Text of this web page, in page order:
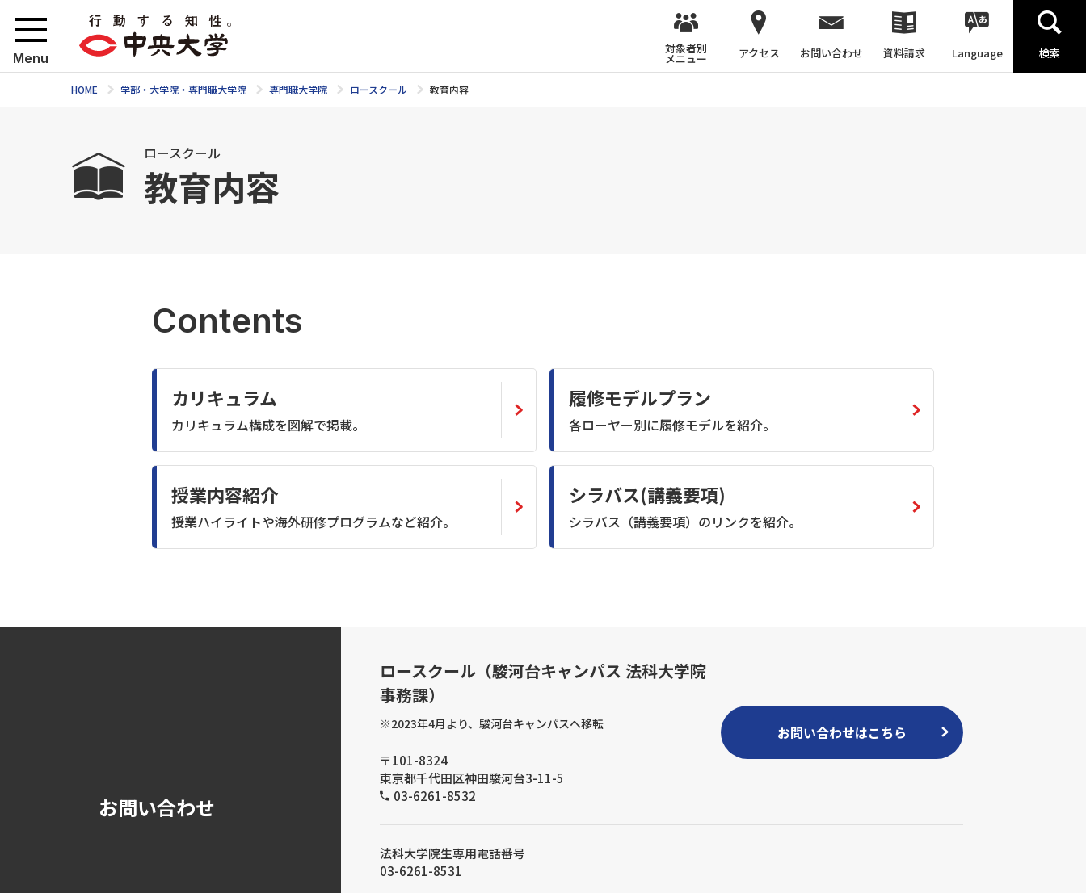
Menu
対象者別
メニュー アクセス お問い合わせ 資料請求 Language 検索
HOME 学部・大学院・専門職大学院 専門職大学院 ロースクール 教育内容
ロースクール
教育内容
Contents
カリキュラム
カリキュラム構成を図解で掲載。
履修モデルプラン
各ローヤー別に履修モデルを紹介。
授業内容紹介
授業ハイライトや海外研修プログラムなど紹介。
シラバス(講義要項)
シラバス（講義要項）のリンクを紹介。
お問い合わせ
ロースクール（駿河台キャンパス 法科大学院
事務課）
※2023年4月より、駿河台キャンパスへ移転
〒101-8324
東京都千代田区神田駿河台3-11-5
03-6261-8532
お問い合わせはこちら
法科大学院生専用電話番号
03-6261-8531